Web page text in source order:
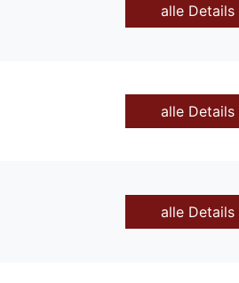
alle Details
alle Details
alle Details